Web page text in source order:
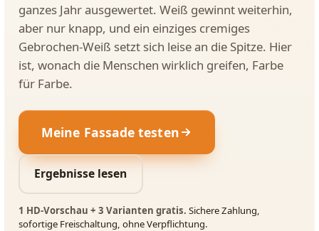
ganzes Jahr ausgewertet. Weiß gewinnt weiterhin,
aber nur knapp, und ein einziges cremiges
Gebrochen-Weiß setzt sich leise an die Spitze. Hier
ist, wonach die Menschen wirklich greifen, Farbe
für Farbe.
Meine Fassade testen
Ergebnisse lesen
1 HD-Vorschau + 3 Varianten gratis. Sichere Zahlung,
sofortige Freischaltung, ohne Verpflichtung.